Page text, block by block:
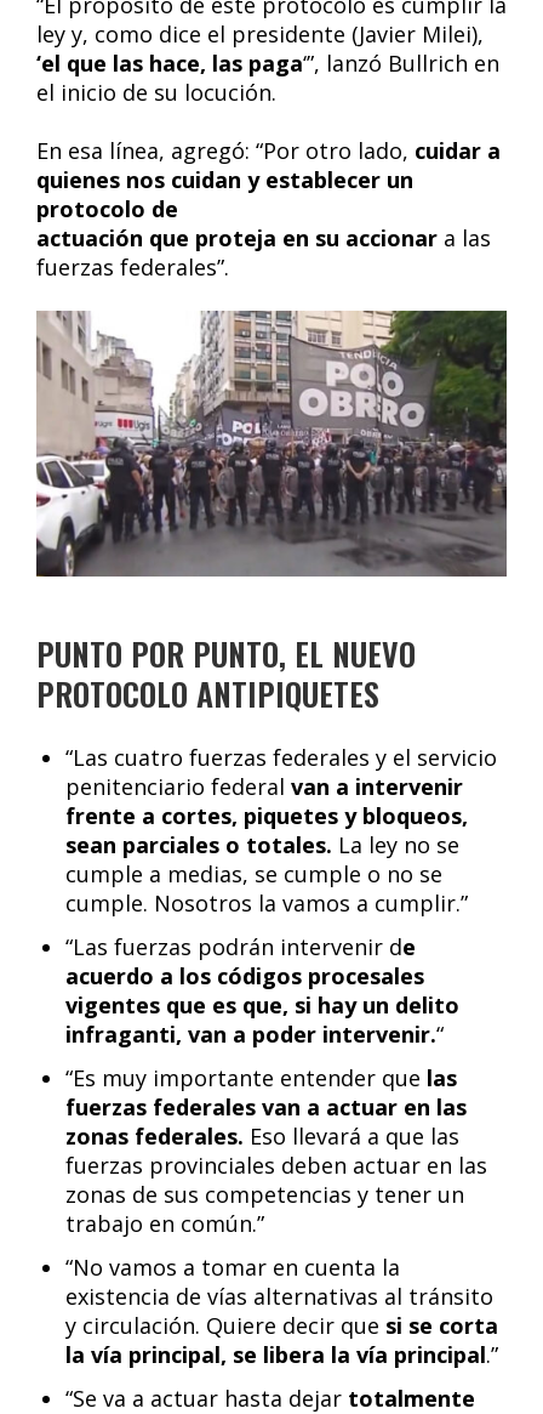
ley y, como dice el presidente (Javier Milei),
‘el que las hace, las paga‘”, lanzó Bullrich en
el inicio de su locución.
En esa línea, agregó: “Por otro lado, cuidar a
quienes nos cuidan y establecer un
protocolo de
actuación que proteja en su accionar a las
fuerzas federales”.
PUNTO POR PUNTO, EL NUEVO
PROTOCOLO ANTIPIQUETES
“Las cuatro fuerzas federales y el servicio
penitenciario federal van a intervenir
frente a cortes, piquetes y bloqueos,
sean parciales o totales. La ley no se
cumple a medias, se cumple o no se
cumple. Nosotros la vamos a cumplir.”
“Las fuerzas podrán intervenir de
acuerdo a los códigos procesales
vigentes que es que, si hay un delito
infraganti, van a poder intervenir.“
“Es muy importante entender que las
fuerzas federales van a actuar en las
zonas federales. Eso llevará a que las
fuerzas provinciales deben actuar en las
zonas de sus competencias y tener un
trabajo en común.”
“No vamos a tomar en cuenta la
existencia de vías alternativas al tránsito
y circulación. Quiere decir que si se corta
la vía principal, se libera la vía principal.”
“Se va a actuar hasta dejar totalmente